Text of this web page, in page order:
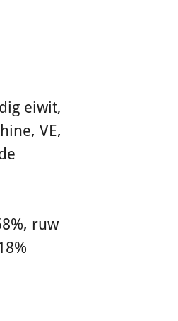
eiwit,
VE,
ruw